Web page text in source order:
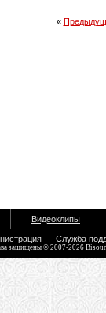
«
Видеоклипы
Служба
защищены © 2007-2026